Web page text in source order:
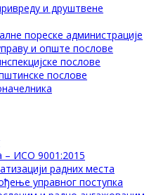
и друштвене
пореске администрације
и опште послове
послове
послове
– ИСО 9001:2015
радних места
управног поступка